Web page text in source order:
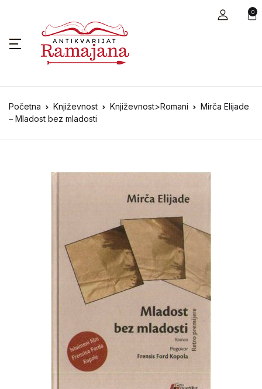
0
Početna Književnost Književnost>Romani
Mirča Elijade
– Mladost bez mladosti